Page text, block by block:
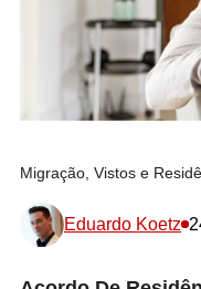
Migração, Vistos e
Eduardo Koetz